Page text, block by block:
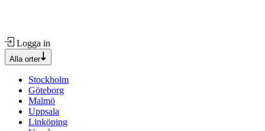
Logga in
Alla orter
Stockholm
Göteborg
Malmö
Uppsala
Linköping